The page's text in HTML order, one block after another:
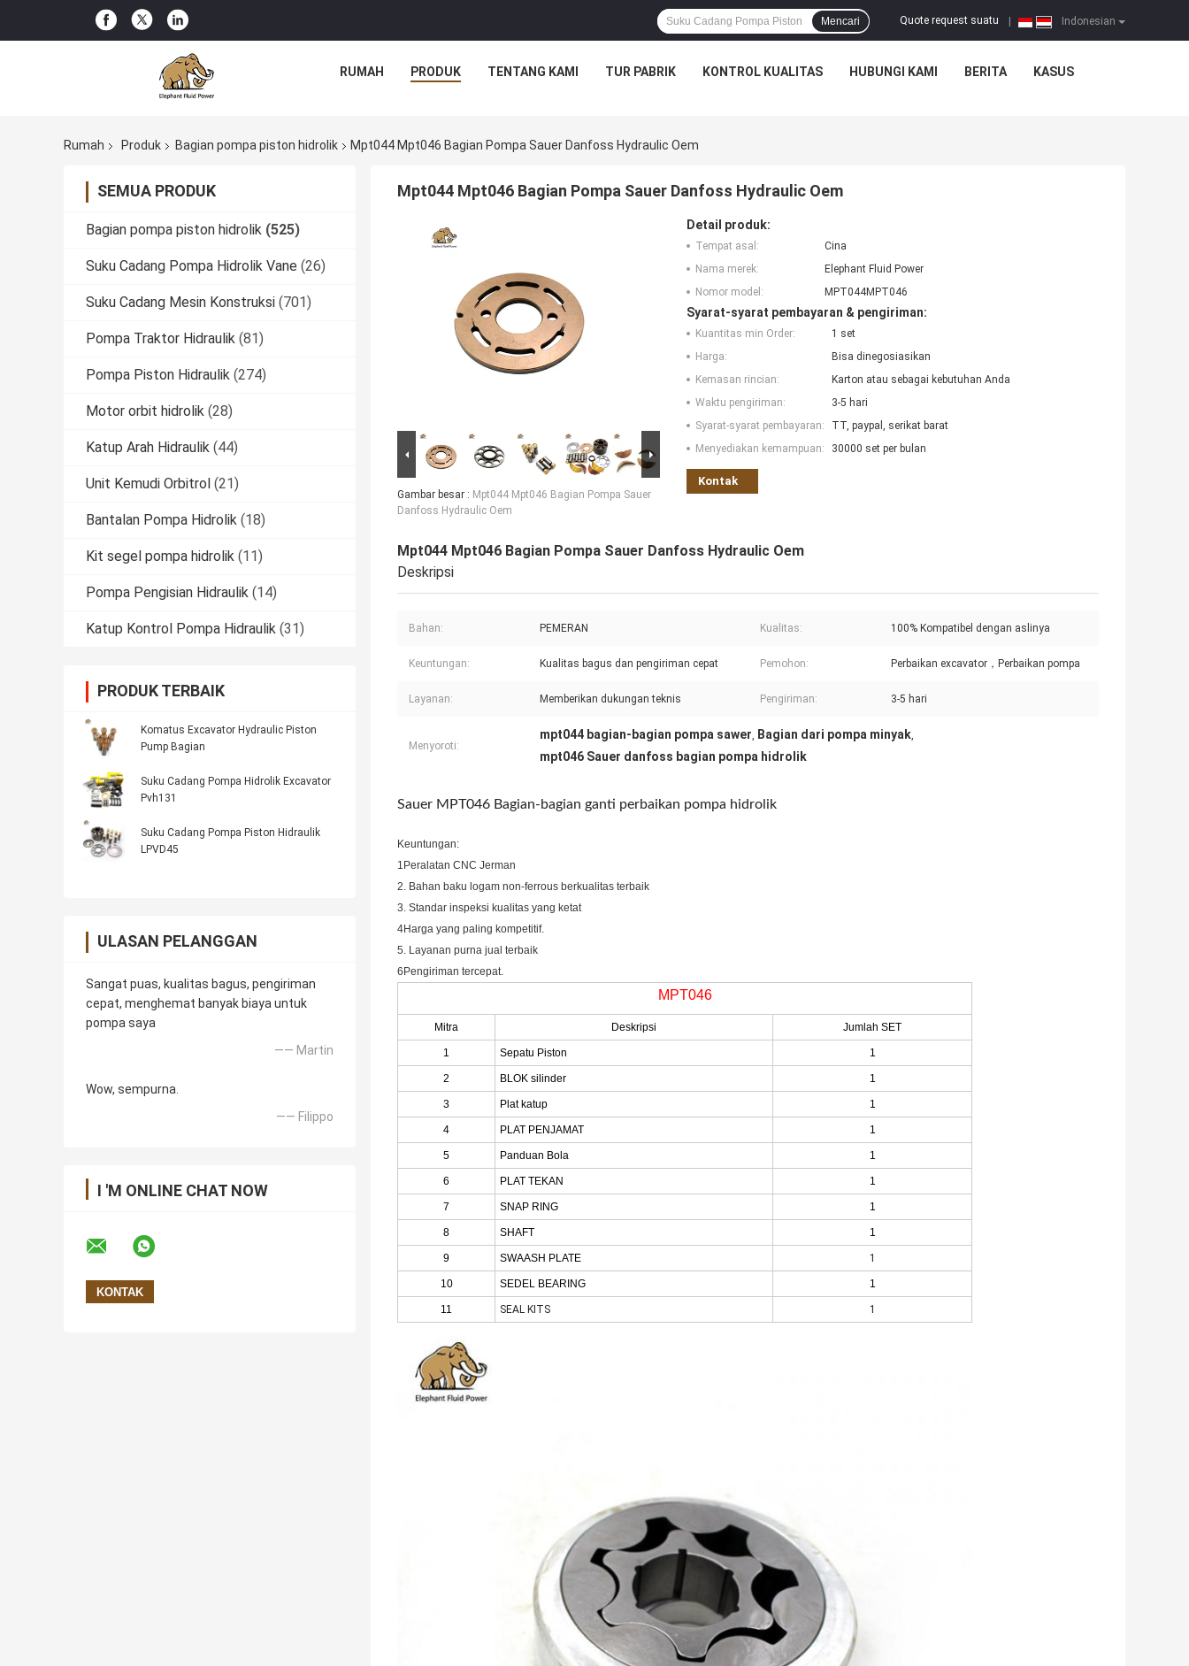
Indonesian
Quote request suatu
Mencari
RUMAH PRODUK TENTANG KAMI TUR PABRIK KONTROL KUALITAS HUBUNGI KAMI BERITA KASUS
Rumah Produk Bagian pompa piston hidrolik Mpt044 Mpt046 Bagian Pompa Sauer Danfoss Hydraulic Oem
SEMUA PRODUK
Bagian pompa piston hidrolik (525)
Suku Cadang Pompa Hidrolik Vane (26)
Suku Cadang Mesin Konstruksi (701)
Pompa Traktor Hidraulik (81)
Pompa Piston Hidraulik (274)
Motor orbit hidrolik (28)
Katup Arah Hidraulik (44)
Unit Kemudi Orbitrol (21)
Bantalan Pompa Hidrolik (18)
Kit segel pompa hidrolik (11)
Pompa Pengisian Hidraulik (14)
Katup Kontrol Pompa Hidraulik (31)
PRODUK TERBAIK
Komatus Excavator Hydraulic Piston
Pump Bagian
Suku Cadang Pompa Hidrolik Excavator
Pvh131
Suku Cadang Pompa Piston Hidraulik
LPVD45
ULASAN PELANGGAN
Sangat puas, kualitas bagus, pengiriman
cepat, menghemat banyak biaya untuk
pompa saya
—— Martin
Wow, sempurna.
—— Filippo
I 'M ONLINE CHAT NOW
Mpt044 Mpt046 Bagian Pompa Sauer Danfoss Hydraulic Oem
Gambar besar : Mpt044 Mpt046 Bagian Pompa Sauer
Danfoss Hydraulic Oem
Detail produk:
Tempat asal:
Cina
Nama merek:
Elephant Fluid Power
Nomor model:
MPT044MPT046
Syarat-syarat pembayaran & pengiriman:
Kuantitas min Order:
1 set
Harga:
Bisa dinegosiasikan
Kemasan rincian:
Karton atau sebagai kebutuhan Anda
Waktu pengiriman:
3-5 hari
Syarat-syarat pembayaran:
TT, paypal, serikat barat
Menyediakan kemampuan:
30000 set per bulan
Kontak
Mpt044 Mpt046 Bagian Pompa Sauer Danfoss Hydraulic Oem
Deskripsi
Bahan: PEMERAN Kualitas: 100% Kompatibel dengan aslinya
Keuntungan: Kualitas bagus dan pengiriman cepat Pemohon: Perbaikan excavator，Perbaikan pompa
Layanan: Memberikan dukungan teknis Pengiriman: 3-5 hari
Menyoroti:
mpt044 bagian-bagian pompa sawer, Bagian dari pompa minyak,
mpt046 Sauer danfoss bagian pompa hidrolik
Sauer MPT046 Bagian-bagian ganti perbaikan pompa hidrolik
Keuntungan:
1Peralatan CNC Jerman
2. Bahan baku logam non-ferrous berkualitas terbaik
3. Standar inspeksi kualitas yang ketat
4Harga yang paling kompetitif.
5. Layanan purna jual terbaik
6Pengiriman tercepat.
MPT046
Mitra Deskripsi Jumlah SET
1 Sepatu Piston 1
2 BLOK silinder 1
3 Plat katup 1
4 PLAT PENJAMAT 1
5 Panduan Bola 1
6 PLAT TEKAN 1
7 SNAP RING 1
8 SHAFT 1
9 SWAASH PLATE 1
10 SEDEL BEARING 1
11 SEAL KITS 1